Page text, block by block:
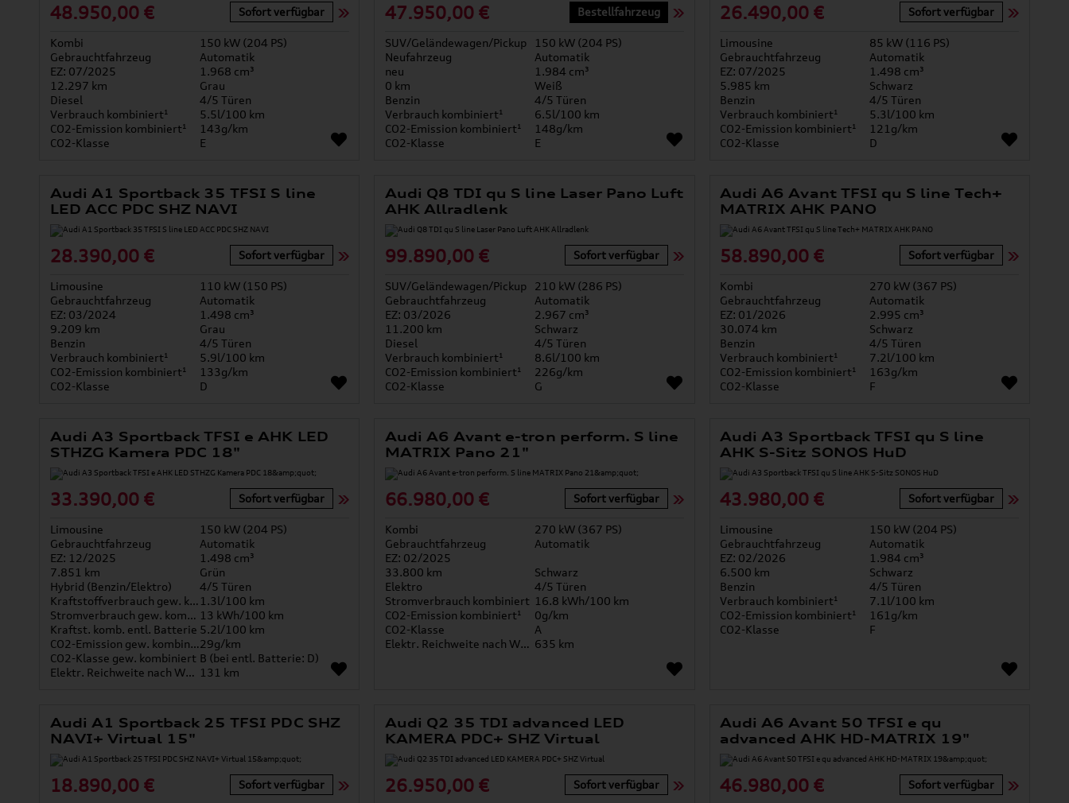
48.950,00 € Sofort verfügbar
Kombi
150 kW (204 PS)
Gebrauchtfahrzeug
Automatik
EZ: 07/2025
1.968 cm³
12.297 km
Grau
Diesel
4/5 Türen
Verbrauch kombiniert¹
5.5l/100 km
CO2-Emission kombiniert¹
143g/km
CO2-Klasse
E
47.950,00 € Bestellfahrzeug
SUV/Geländewagen/Pickup
150 kW (204 PS)
Neufahrzeug
Automatik
neu
1.984 cm³
0 km
Weiß
Benzin
4/5 Türen
Verbrauch kombiniert¹
6.5l/100 km
CO2-Emission kombiniert¹
148g/km
CO2-Klasse
E
26.490,00 € Sofort verfügbar
Limousine
85 kW (116 PS)
Gebrauchtfahrzeug
Automatik
EZ: 07/2025
1.498 cm³
5.985 km
Schwarz
Benzin
4/5 Türen
Verbrauch kombiniert¹
5.3l/100 km
CO2-Emission kombiniert¹
121g/km
CO2-Klasse
D
Audi A1 Sportback 35 TFSI S line
LED ACC PDC SHZ NAVI
28.390,00 € Sofort verfügbar
Limousine
110 kW (150 PS)
Gebrauchtfahrzeug
Automatik
EZ: 03/2024
1.498 cm³
9.209 km
Grau
Benzin
4/5 Türen
Verbrauch kombiniert¹
5.9l/100 km
CO2-Emission kombiniert¹
133g/km
CO2-Klasse
D
Audi Q8 TDI qu S line Laser Pano Luft
AHK Allradlenk
99.890,00 € Sofort verfügbar
SUV/Geländewagen/Pickup
210 kW (286 PS)
Gebrauchtfahrzeug
Automatik
EZ: 03/2026
2.967 cm³
11.200 km
Schwarz
Diesel
4/5 Türen
Verbrauch kombiniert¹
8.6l/100 km
CO2-Emission kombiniert¹
226g/km
CO2-Klasse
G
Audi A6 Avant TFSI qu S line Tech+
MATRIX AHK PANO
58.890,00 € Sofort verfügbar
Kombi
270 kW (367 PS)
Gebrauchtfahrzeug
Automatik
EZ: 01/2026
2.995 cm³
30.074 km
Schwarz
Benzin
4/5 Türen
Verbrauch kombiniert¹
7.2l/100 km
CO2-Emission kombiniert¹
163g/km
CO2-Klasse
F
Audi A3 Sportback TFSI e AHK LED
STHZG Kamera PDC 18"
33.390,00 € Sofort verfügbar
Limousine
150 kW (204 PS)
Gebrauchtfahrzeug
Automatik
EZ: 12/2025
1.498 cm³
7.851 km
Grün
Hybrid (Benzin/Elektro)
4/5 Türen
Kraftstoffverbrauch gew. kombiniert 1.3l/100 km
Stromverbrauch gew. kombiniert 13 kWh/100 km
Kraftst. komb. entl. Batterie 5.2l/100 km
CO2-Emission gew. kombiniert29g/km
CO2-Klasse gew. kombiniert B (bei entl. Batterie: D)
Elektr. Reichweite nach WLTP* 131 km
Audi A6 Avant e-tron perform. S line
MATRIX Pano 21"
66.980,00 € Sofort verfügbar
Kombi
270 kW (367 PS)
Gebrauchtfahrzeug
Automatik
EZ: 02/2025
33.800 km
Schwarz
Elektro
4/5 Türen
Stromverbrauch kombiniert 16.8 kWh/100 km
CO2-Emission kombiniert¹
0g/km
CO2-Klasse
A
Elektr. Reichweite nach WLTP* 635 km
Audi A3 Sportback TFSI qu S line
AHK S-Sitz SONOS HuD
43.980,00 € Sofort verfügbar
Limousine
150 kW (204 PS)
Gebrauchtfahrzeug
Automatik
EZ: 02/2026
1.984 cm³
6.500 km
Schwarz
Benzin
4/5 Türen
Verbrauch kombiniert¹
7.1l/100 km
CO2-Emission kombiniert¹
161g/km
CO2-Klasse
F
Audi A1 Sportback 25 TFSI PDC SHZ
NAVI+ Virtual 15"
18.890,00 € Sofort verfügbar
Audi Q2 35 TDI advanced LED
KAMERA PDC+ SHZ Virtual
26.950,00 € Sofort verfügbar
Audi A6 Avant 50 TFSI e qu
advanced AHK HD-MATRIX 19"
46.980,00 € Sofort verfügbar